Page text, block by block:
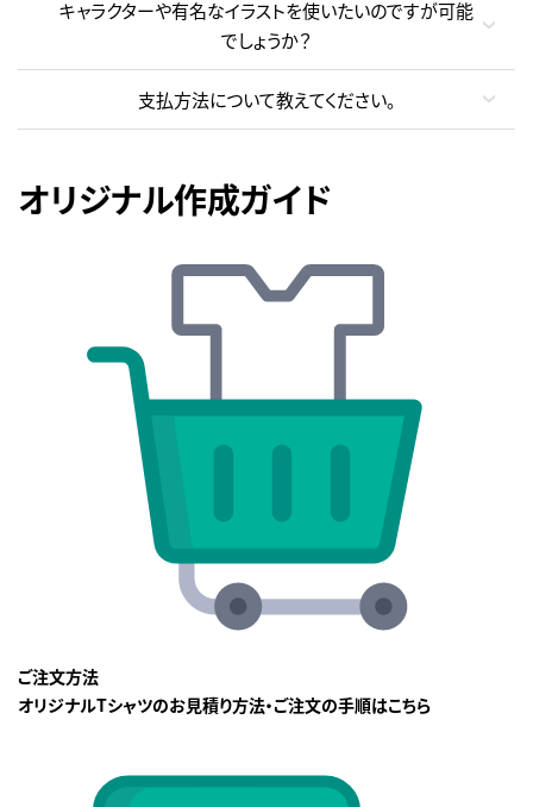
キャラクターや有名なイラストを使いたいのですが可能
でしょうか？
支払方法について教えてください。
オリジナル作成ガイド
ご注文方法
オリジナルTシャツのお見積り方法・ご注文の手順はこちら